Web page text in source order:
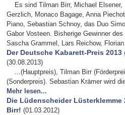
Es sind Tilman Birr, Michael Elsener,
Gerzlich, Monaco Bagage, Anna
Piano, Sebastian Schnoy, das Duo
Gabor Vosteen. Bisherige Gewinner
Sascha Grammel, Lars Reichow,
Der Deutsche Kabarett-Preis
(30.08.2013)
...(Hauptpreis), Tilman Birr
(Sonderpreis). Sebastian Krämer wird
Mehr lesen...
Die Lüdenscheider Lüsterklemme
Birr! (01.03.2012)